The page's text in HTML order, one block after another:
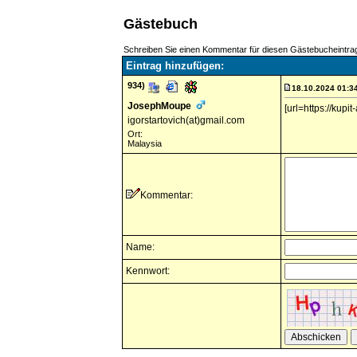
Gästebuch
Schreiben Sie einen Kommentar für diesen
Eintrag hinzufügen:
934)
JosephMoupe
igorstartovich(at)gmail.com
Ort:
Malaysia
18.10.2024
[url=https://
Kommentar:
Name:
Kennwort: